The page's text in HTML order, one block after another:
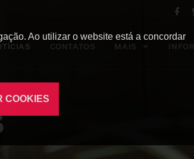
CONTATOS MAIS
Ao utilizar o website está a concordar
COOKIES